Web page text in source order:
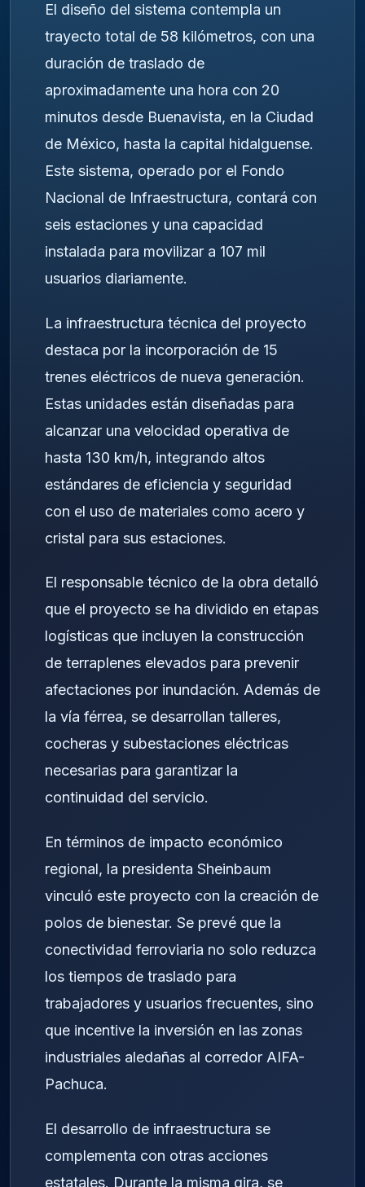
El diseño del sistema contempla un
trayecto total de 58 kilómetros, con una
duración de traslado de
aproximadamente una hora con 20
minutos desde Buenavista, en la Ciudad
de México, hasta la capital hidalguense.
Este sistema, operado por el Fondo
Nacional de Infraestructura, contará con
seis estaciones y una capacidad
instalada para movilizar a 107 mil
usuarios diariamente.
La infraestructura técnica del proyecto
destaca por la incorporación de 15
trenes eléctricos de nueva generación.
Estas unidades están diseñadas para
alcanzar una velocidad operativa de
hasta 130 km/h, integrando altos
estándares de eficiencia y seguridad
con el uso de materiales como acero y
cristal para sus estaciones.
El responsable técnico de la obra detalló
que el proyecto se ha dividido en etapas
logísticas que incluyen la construcción
de terraplenes elevados para prevenir
afectaciones por inundación. Además de
la vía férrea, se desarrollan talleres,
cocheras y subestaciones eléctricas
necesarias para garantizar la
continuidad del servicio.
En términos de impacto económico
regional, la presidenta Sheinbaum
vinculó este proyecto con la creación de
polos de bienestar. Se prevé que la
conectividad ferroviaria no solo reduzca
los tiempos de traslado para
trabajadores y usuarios frecuentes, sino
que incentive la inversión en las zonas
industriales aledañas al corredor AIFA-
Pachuca.
El desarrollo de infraestructura se
complementa con otras acciones
estatales. Durante la misma gira, se